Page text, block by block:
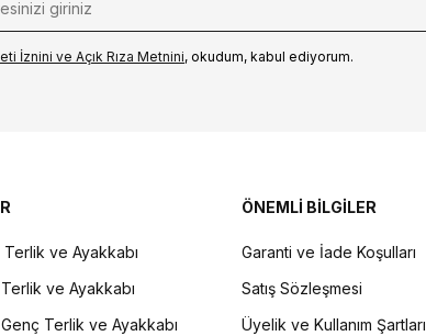
İzni‌ni ve Açık Rıza Metni‌ni, okudum, kabul ediyorum.
ve Ayakkabı
ve Ayakkabı
Terlik ve Ayakkabı
ÖNEMLİ BİLGİLER
Garanti ve İade Koşulları
Satış Sözleşmesi
Üyelik ve Kullanım Şartları